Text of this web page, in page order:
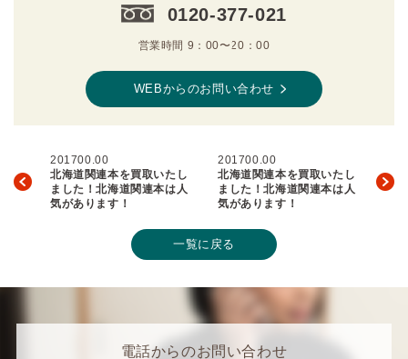
0120-377-021
営業時間 9：00〜20：00
WEBからのお問い合わせ
201700.00
北海道関連本を買取いたし
ました！北海道関連本は人
気があります！
201700.00
北海道関連本を買取いたし
ました！北海道関連本は人
気があります！
一覧に戻る
電話からのお問い合わせ